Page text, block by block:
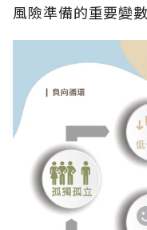
風險準備的重要變